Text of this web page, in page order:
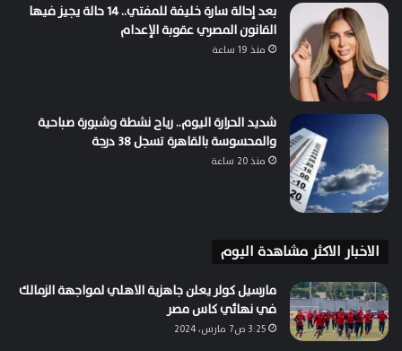
بعد إحالة سارة خليفة للمفتي.. 14 حالة يجيز فيها
القانون المصري عقوبة الإعدام
منذ 19 ساعة
شديد الحرارة اليوم.. رياح نشطة وشبورة صباحية
والمحسوسة بالقاهرة تسجل 38 درجة
منذ 20 ساعة
الاخبار الاكثر مشاهدة اليوم
مارسيل كولر يعلن جاهزية الاهلي لمواجهة الزمالك
في نهائي كاس مصر
3:25 ص7 مارس، 2024